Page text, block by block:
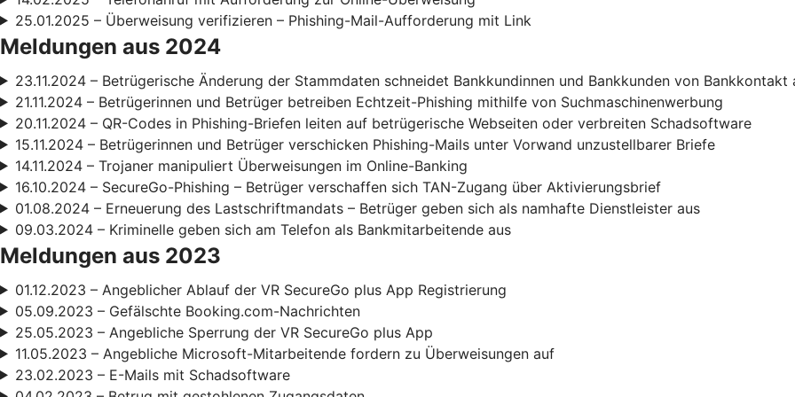
25.01.2025 – Überweisung verifizieren – Phishing-Mail-Aufforderung mit Link
Meldungen aus 2024
23.11.2024 – Betrügerische Änderung der Stammdaten schneidet Bankkundinnen und Bankkunden von Bankkontakt
21.11.2024 – Betrügerinnen und Betrüger betreiben Echtzeit-Phishing mithilfe von Suchmaschinenwerbung
20.11.2024 – QR-Codes in Phishing-Briefen leiten auf betrügerische Webseiten oder verbreiten Schadsoftware
15.11.2024 – Betrügerinnen und Betrüger verschicken Phishing-Mails unter Vorwand unzustellbarer Briefe
14.11.2024 – Trojaner manipuliert Überweisungen im Online-Banking
16.10.2024 – SecureGo-Phishing – Betrüger verschaffen sich TAN-Zugang über Aktivierungsbrief
01.08.2024 – Erneuerung des Lastschriftmandats – Betrüger geben sich als namhafte Dienstleister aus
09.03.2024 – Kriminelle geben sich am Telefon als Bankmitarbeitende aus
Meldungen aus 2023
01.12.2023 – Angeblicher Ablauf der VR SecureGo plus App Registrierung
05.09.2023 – Gefälschte Booking.com-Nachrichten
25.05.2023 – Angebliche Sperrung der VR SecureGo plus App
11.05.2023 – Angebliche Microsoft-Mitarbeitende fordern zu Überweisungen auf
23.02.2023 – E-Mails mit Schadsoftware